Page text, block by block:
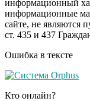
Ржу не
видео
не раз
информационный
информационные
сайте, не являются
ст. 435 и 437
Ошибка в тексте
Кто онлайн?